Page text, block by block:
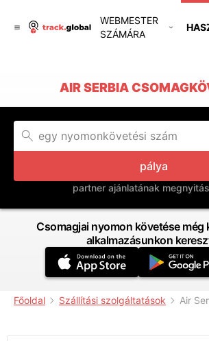
WEBMESTER
SZÁMÁRA
AIR SERBIA
pálya
partner ajánlatának
Csomagjai nyomon követése még
alkalmazásunkon
Főoldal Szállítási szolgáltatások Air